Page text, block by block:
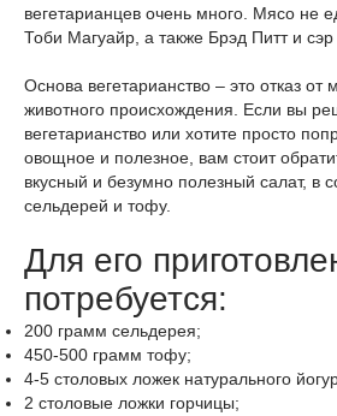
вегетарианцев очень много. Мясо не
Тоби Магуайр, а также Брэд Питт и
Основа вегетарианство – это отказ от
животного происхождения. Если вы
вегетарианство или хотите просто
овощное и полезное, вам стоит
вкусный и безумно полезный салат, в
сельдерей и тофу.
Для его
потребуется:
200 грамм сельдерея;
450-500 грамм тофу;
4-5 столовых ложек натурального
2 столовые ложки горчицы;